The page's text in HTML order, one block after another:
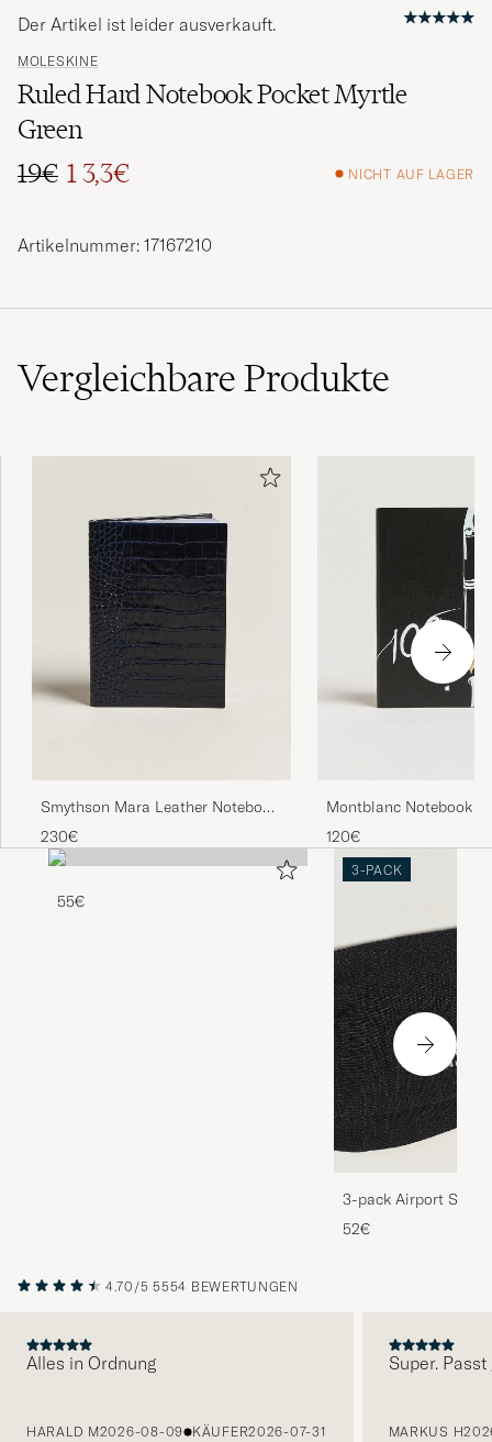
MOLESKINE
Ruled Hard Notebook Pocket Myrtle
Green
Regulärer Preis
19€
Reduzierter Preis
1 3,3€ NICHT AUF LAGER
Der Artikel ist leider ausverkauft.
Artikelnummer: 17167210
VergleichbareProdukte
Smythson Mara Leather Notebook
Navy
230€
Montblanc Notebook
Meisterstück 100 years
120€
55€
3-PACK
3-pack Airport
Melange
52€
4.70/5 5554 BEWERTUNGEN
Alles in Ordnung
HARALD M2026-08-09 KÄUFER2026-07-31
Super. Passt
MARKUS H